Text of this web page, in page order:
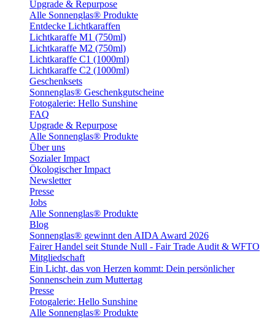
Upgrade & Repurpose
Alle Sonnenglas® Produkte
Entdecke Lichtkaraffen
Lichtkaraffe M1 (750ml)
Lichtkaraffe M2 (750ml)
Lichtkaraffe C1 (1000ml)
Lichtkaraffe C2 (1000ml)
Geschenksets
Sonnenglas® Geschenkgutscheine
Fotogalerie: Hello Sunshine
FAQ
Upgrade & Repurpose
Alle Sonnenglas® Produkte
Über uns
Sozialer Impact
Ökologischer Impact
Newsletter
Presse
Jobs
Alle Sonnenglas® Produkte
Blog
Sonnenglas® gewinnt den AIDA Award 2026
Fairer Handel seit Stunde Null - Fair Trade Audit & WFTO
Mitgliedschaft
Ein Licht, das von Herzen kommt: Dein persönlicher
Sonnenschein zum Muttertag
Presse
Fotogalerie: Hello Sunshine
Alle Sonnenglas® Produkte